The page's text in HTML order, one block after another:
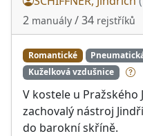
2 manuály / 34 rejstříků
Romantické
Kuželková vzdušnice
V kostele u Pražského
zachovalý nástroj
do barokní skříně.